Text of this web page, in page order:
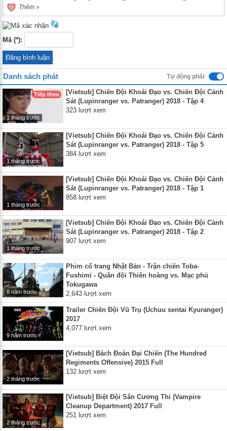
Nhat Ban
Phim sieu nhan Nhat Ban ,Phim sieu nhan Sieu nhan ,Phim
Nhat Ban
Thêm »
Mã (*):
Danh sách phát Tự động phát
Tiếp theo
1 tháng trước
[Vietsub] Chiến Đội Khoái Đạo vs. Chiến Đội Cảnh
Sát (Lupinranger vs. Patranger) 2018 - Tập 4
323 lượt xem
1 tháng trước
[Vietsub] Chiến Đội Khoái Đạo vs. Chiến Đội Cảnh
Sát (Lupinranger vs. Patranger) 2018 - Tập 5
384 lượt xem
1 tháng trước
[Vietsub] Chiến Đội Khoái Đạo vs. Chiến Đội Cảnh
Sát (Lupinranger vs. Patranger) 2018 - Tập 1
858 lượt xem
1 tháng trước
[Vietsub] Chiến Đội Khoái Đạo vs. Chiến Đội Cảnh
Sát (Lupinranger vs. Patranger) 2018 - Tập 2
907 lượt xem
8 năm trước
Phim cổ trang Nhật Bản - Trận chiến Toba-
Fushimi - Quân đội Thiên hoàng vs. Mạc phủ
Tokugawa
2,643 lượt xem
9 năm trước
Trailer Chiến Đội Vũ Trụ (Uchuu sentai Kyuranger)
2017
4,077 lượt xem
2 tháng trước
[Vietsub] Bách Đoàn Đại Chiến (The Hundred
Regiments Offensive) 2015 Full
132 lượt xem
2 tháng trước
[Vietsub] Biệt Đội Săn Cương Thi (Vampire
Cleanup Department) 2017 Full
251 lượt xem